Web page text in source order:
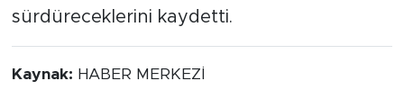
sürdüreceklerini kaydetti.
Kaynak: HABER MERKEZİ